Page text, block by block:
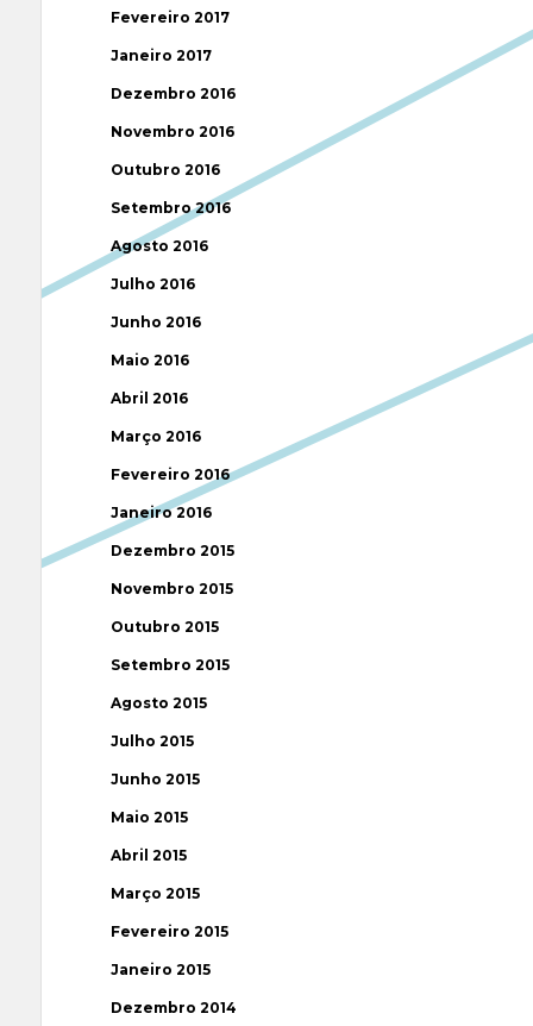
Fevereiro 2017
Janeiro 2017
Dezembro 2016
Novembro 2016
Outubro 2016
Setembro 2016
Agosto 2016
Julho 2016
Junho 2016
Maio 2016
Abril 2016
Março 2016
Fevereiro 2016
Janeiro 2016
Dezembro 2015
Novembro 2015
Outubro 2015
Setembro 2015
Agosto 2015
Julho 2015
Junho 2015
Maio 2015
Abril 2015
Março 2015
Fevereiro 2015
Janeiro 2015
Dezembro 2014